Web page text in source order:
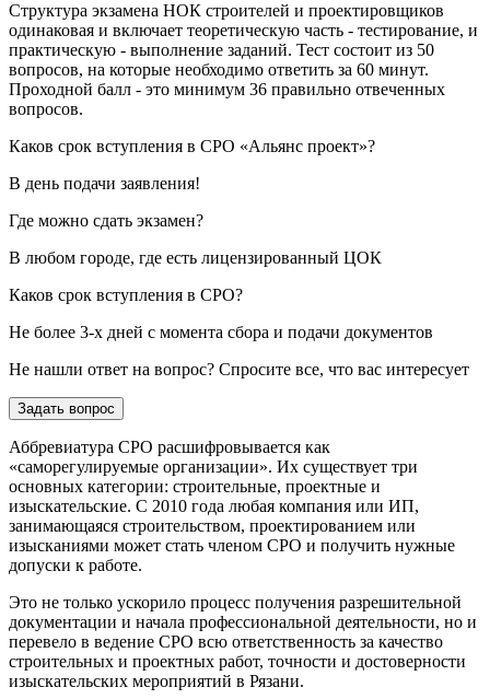
Структура экзамена НОК строителей и проектировщиков
одинаковая и включает теоретическую часть - тестирование, и
практическую - выполнение заданий. Тест состоит из 50
вопросов, на которые необходимо ответить за 60 минут.
Проходной балл - это минимум 36 правильно отвеченных
вопросов.
Каков срок вступления в СРО «Альянс проект»?
В день подачи заявления!
Где можно сдать экзамен?
В любом городе, где есть лицензированный ЦОК
Каков срок вступления в СРО?
Не более 3-х дней с момента сбора и подачи документов
Не нашли ответ на вопрос? Спросите все, что вас интересует
Задать вопрос
Аббревиатура СРО расшифровывается как
«саморегулируемые организации». Их существует три
основных категории: строительные, проектные и
изыскательские. С 2010 года любая компания или ИП,
занимающаяся строительством, проектированием или
изысканиями может стать членом СРО и получить нужные
допуски к работе.
Это не только ускорило процесс получения разрешительной
документации и начала профессиональной деятельности, но и
перевело в ведение СРО всю ответственность за качество
строительных и проектных работ, точности и достоверности
изыскательских мероприятий в Рязани.